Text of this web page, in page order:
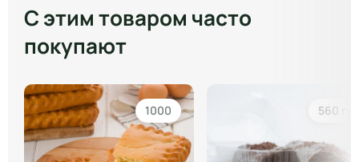
С этим товаром часто
покупают
1000 560 гр